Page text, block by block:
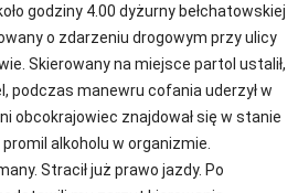
godziny 4.00 dyżurny bełchatowskiej
o zdarzeniu drogowym przy ulicy
Skierowany na miejsce partol ustalił,
podczas manewru cofania uderzył w
obcokrajowiec znajdował się w stanie
alkoholu w organizmie.
Stracił już prawo jazdy. Po